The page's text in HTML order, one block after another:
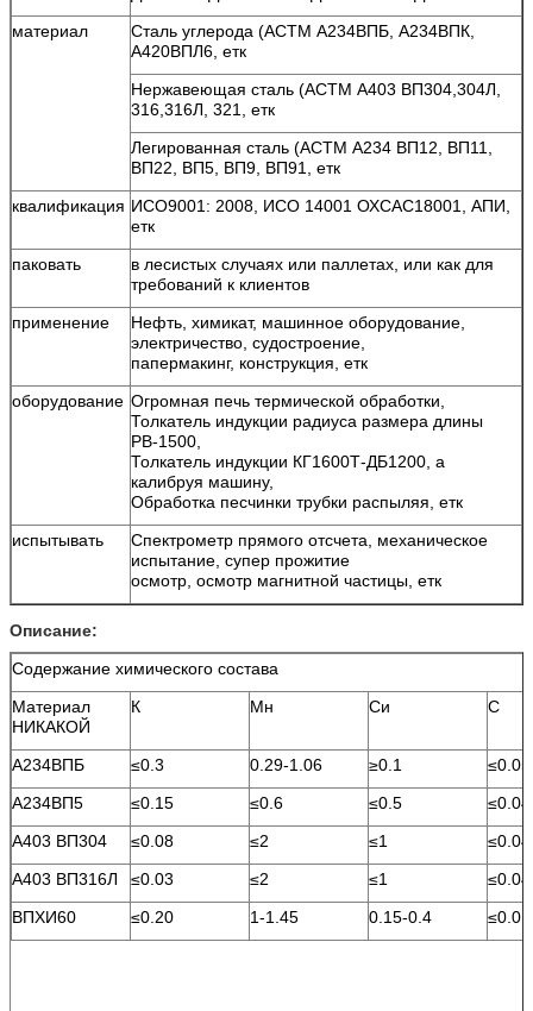
материал
Сталь углерода (АСТМ А234ВПБ, А234ВПК,
А420ВПЛ6, етк
Нержавеющая сталь (АСТМ А403 ВП304,304Л,
316,316Л, 321, етк
Легированная сталь (АСТМ А234 ВП12, ВП11,
ВП22, ВП5, ВП9, ВП91, етк
квалификация ИСО9001: 2008, ИСО 14001 ОХСАС18001, АПИ,
етк
паковать
в лесистых случаях или паллетах, или как для
требований к клиентов
применение
Нефть, химикат, машинное оборудование,
электричество, судостроение,
папермакинг, конструкция, етк
оборудование Огромная печь термической обработки,
Толкатель индукции радиуса размера длины
РВ-1500,
Толкатель индукции КГ1600Т-ДБ1200, а
калибруя машину,
Обработка песчинки трубки распыляя, етк
испытывать
Спектрометр прямого отсчета, механическое
испытание, супер прожитие
осмотр, осмотр магнитной частицы, етк
Описание:
Содержание химического состава
Материал
НИКАКОЙ
К Мн Си С
А234ВПБ ≤0.3 0.29-1.06 ≥0.1
А234ВП5
≤0.15 ≤0.6 ≤0.5
≤0.04
А403 ВП304
≤0.08 ≤2 ≤1
А403 ВП316Л
≤0.03 ≤2 ≤1
ВПХИ60
≤0.20 1-1.45 0.15-0.4